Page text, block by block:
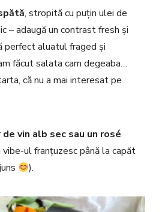
, stropită cu puțin ulei de
– adaugă un contrast fresh și
perfect aluatul fraged și
făcut salata cam degeaba…
că nu a mai interesat pe
de vin alb sec sau un rosé
vibe-ul franțuzesc până la capăt
).